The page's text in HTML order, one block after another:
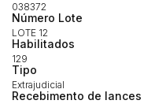
038372
Número Lote
LOTE 12
Habilitados
129
Tipo
Extrajudicial
Recebimento de lances
Clique aqui para fazer